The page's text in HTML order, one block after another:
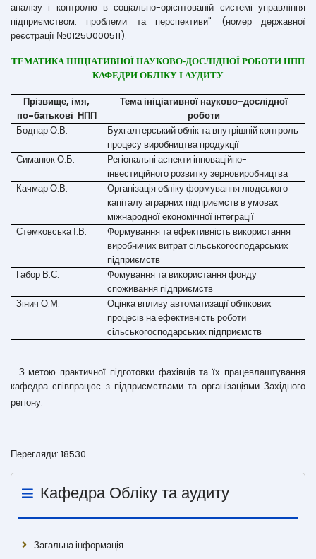
аналізу і контролю в соціально-орієнтованій системі управління
підприємством: проблеми та перспективи" (номер державної
реєстрації №0125U000511).
ТЕМАТИКА ІНІЦІАТИВНОЇ НАУКОВО-ДОСЛІДНОЇ РОБОТИ НПП
КАФЕДРИ ОБЛІКУ І АУДИТУ
Прізвище, імя,
по-батькові НПП
Тема ініціативної науково-дослідної
роботи
Боднар О.В.
Бухгалтерський облік та внутрішній контроль
процесу виробництва продукції
Симанюк О.Б.
Регіональні аспекти інноваційно-
інвестиційного розвитку зерновиробництва
Качмар О.В.
Організація обліку формування людського
капіталу аграрних підприємств в умовах
міжнародної економічної інтеграції
Стемковська І.В.
Формування та ефективність використання
виробничих витрат сільськогосподарських
підприємств
Габор В.С.
Фомування та використання фонду
споживання підприємств
Зінич О.М.
Оцінка впливу автоматизації облікових
процесів на ефективність роботи
сільськогосподарських підприємств
З метою практичної підготовки фахівців та їх працевлаштування
кафедра співпрацює з підприємствами та організаціями Західного
регіону.
Перегляди: 18530
Кафедра Обліку та аудиту
Загальна інформація